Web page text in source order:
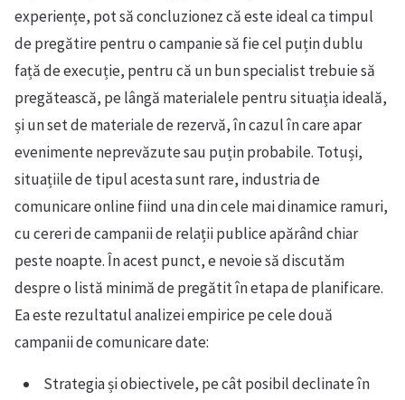
experiențe, pot să concluzionez că este ideal ca timpul
de pregătire pentru o campanie să fie cel puțin dublu
față de execuție, pentru că un bun specialist trebuie să
pregătească, pe lângă materialele pentru situația ideală,
și un set de materiale de rezervă, în cazul în care apar
evenimente neprevăzute sau puțin probabile. Totuși,
situațiile de tipul acesta sunt rare, industria de
comunicare online fiind una din cele mai dinamice ramuri,
cu cereri de campanii de relații publice apărând chiar
peste noapte. În acest punct, e nevoie să discutăm
despre o listă minimă de pregătit în etapa de planificare.
Ea este rezultatul analizei empirice pe cele două
campanii de comunicare date:
Strategia și obiectivele, pe cât posibil declinate în